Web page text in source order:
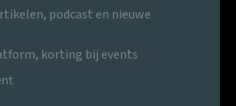
podcast en nieuwe
korting bij events